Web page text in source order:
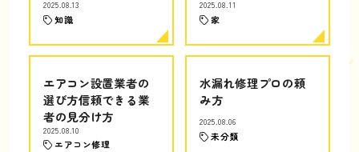
2025.08.13
知識
2025.08.11
家
エアコン設置業者の
選び方信頼できる業
者の見分け方
2025.08.10
エアコン修理
水漏れ修理プロの頼
み方
2025.08.06
未分類